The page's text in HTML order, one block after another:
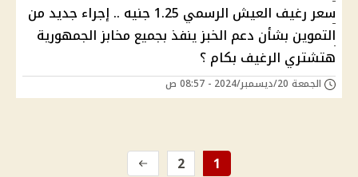
سعر رغيف العيش الرسمي 1.25 جنيه .. إجراء جديد من
التموين بشأن دعم الخبز ينفذ بجميع مخابز الجمهورية
هتشتري الرغيف بكام ؟
الجمعة 20/ديسمبر/2024 - 08:57 ص
1
2